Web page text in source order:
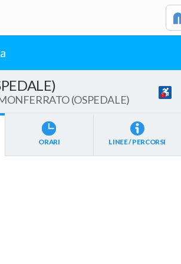
(OSPEDALE)
ORARI LINEE / PERCORSI